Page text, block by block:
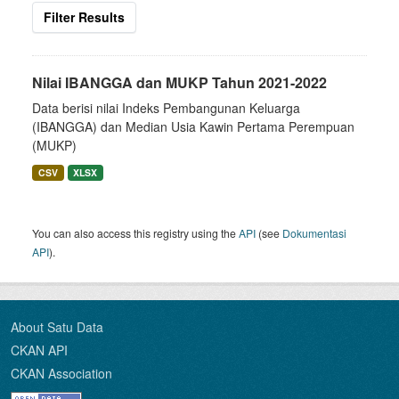
Filter Results
Nilai IBANGGA dan MUKP Tahun 2021-2022
Data berisi nilai Indeks Pembangunan Keluarga
(IBANGGA) dan Median Usia Kawin Pertama Perempuan
(MUKP)
CSV XLSX
You can also access this registry using theAPI (see Dokumentasi
API).
About Satu Data
CKAN API
CKAN Association